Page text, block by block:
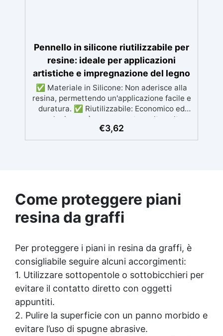
Pennello in silicone riutilizzabile per
resine: ideale per applicazioni
artistiche e impregnazione del legno
✅ Materiale in Silicone: Non aderisce alla
resina, permettendo un'applicazione facile e
duratura. ✅ Riutilizzabile: Economico ed
ecologico, può essere usato molte volte
senza perdere efficacia. ✅ Precisione e
Uniformità: Assicura un'applicazione precisa
acqua calda e sapone, garantendo una
manutenzione semplice.
€3,62
Come proteggere piani
resina da graffi
Per proteggere i piani in resina da graffi, è
consigliabile seguire alcuni accorgimenti:
1. Utilizzare sottopentole o sottobicchieri per
evitare il contatto diretto con oggetti
appuntiti.
2. Pulire la superficie con un panno morbido e
evitare l’uso di spugne abrasive.